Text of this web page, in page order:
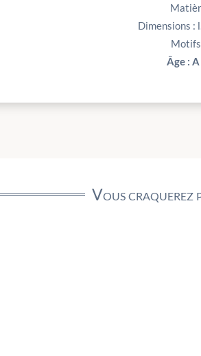
Dimensions :
Âge :
Vous craquerez